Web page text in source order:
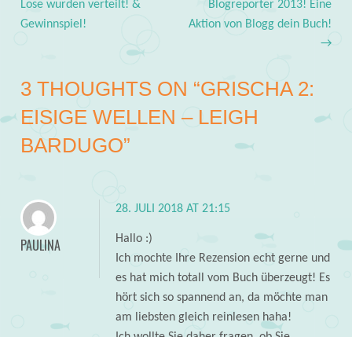
Lose wurden verteilt! &
Gewinnspiel!
Blogreporter 2013! Eine
Aktion von Blogg dein Buch!
→
3 THOUGHTS ON “GRISCHA 2:
EISIGE WELLEN – LEIGH
BARDUGO”
PAULINA
28. JULI 2018 AT 21:15
Hallo :)
Ich mochte Ihre Rezension echt gerne und
es hat mich totall vom Buch überzeugt! Es
hört sich so spannend an, da möchte man
am liebsten gleich reinlesen haha!